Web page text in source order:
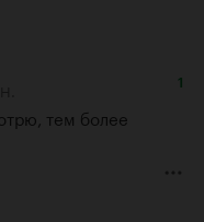
1
тем более